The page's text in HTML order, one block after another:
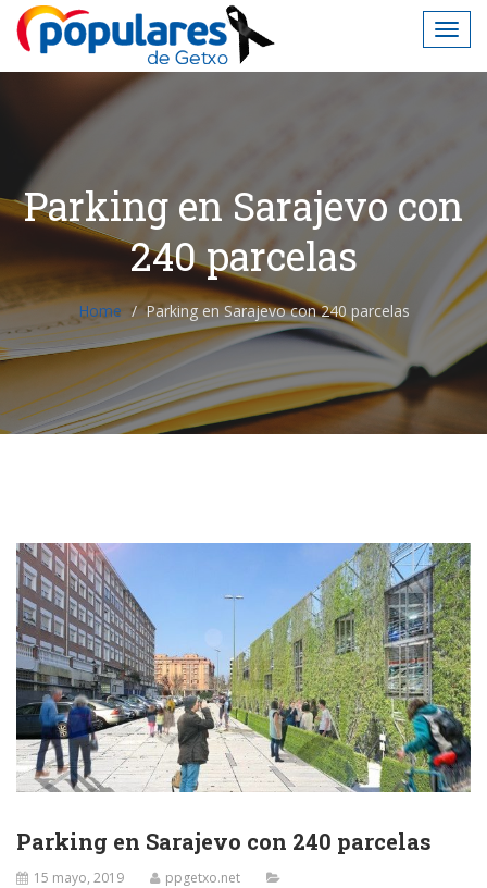
Parking en Sarajevo con
240 parcelas
Home Parking en Sarajevo con 240 parcelas
Parking en Sarajevo con 240 parcelas
15 mayo, 2019
ppgetxo.net